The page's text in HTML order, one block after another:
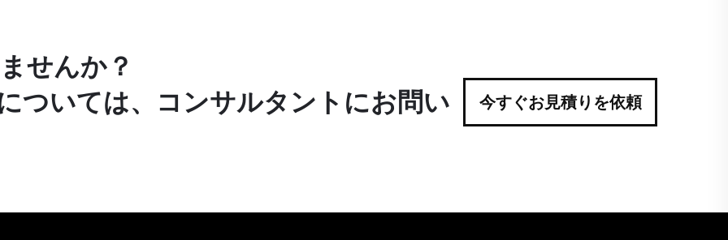
せんか？
ついては、コンサルタントにお問い
今すぐお見積りを依頼